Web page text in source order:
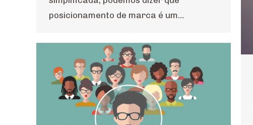
posicionamento de marca é um…